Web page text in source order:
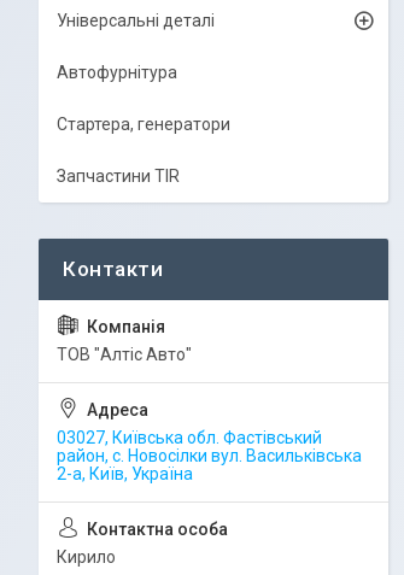
Універсальні деталі
Автофурнітура
Стартера, генератори
Запчастини TIR
ТОВ "Алтіс Авто"
03027, Київська обл. Фастівський
район, с. Новосілки вул. Васильківська
2-а, Київ, Україна
Кирило